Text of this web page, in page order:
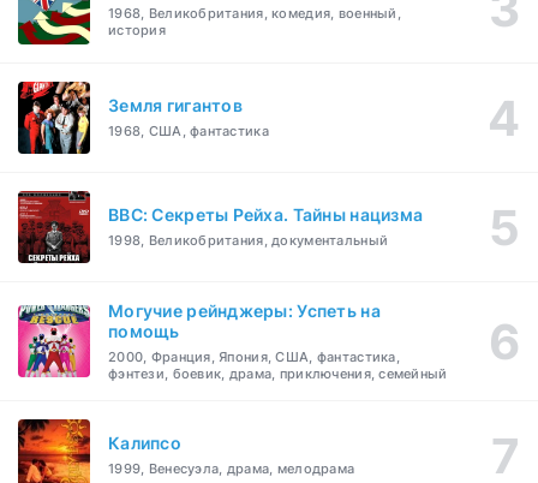
1968, Великобритания, комедия, военный,
история
Земля гигантов
1968, США, фантастика
BBC: Секреты Рейха. Тайны нацизма
1998, Великобритания, документальный
Могучие рейнджеры: Успеть на
помощь
2000, Франция, Япония, США, фантастика,
фэнтези, боевик, драма, приключения, семейный
Калипсо
1999, Венесуэла, драма, мелодрама